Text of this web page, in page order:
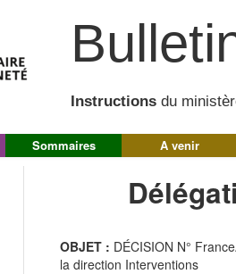
Instructions du
Sommaires A venir
OBJET : DÉCISION N°
la direction Interventions